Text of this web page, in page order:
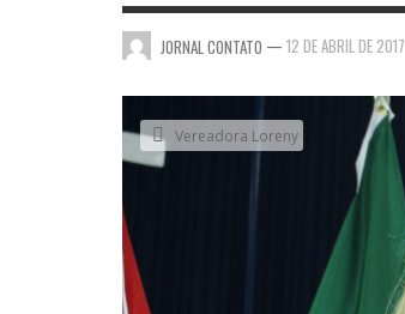
JORNAL CONTATO — 12 DE ABRIL DE 2017
Vereadora Loreny